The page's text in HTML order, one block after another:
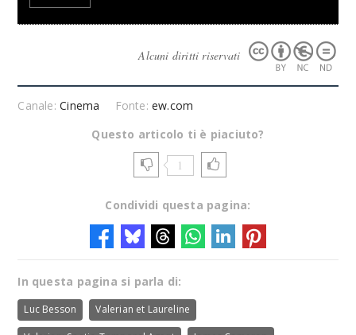
Alcuni diritti riservati
Canale:Cinema Fonte:ew.com
Questo articolo ti è piaciuto?
1
Condividi questa pagina:
In questa pagina si parla di:
Luc Besson Valerian et Laureline